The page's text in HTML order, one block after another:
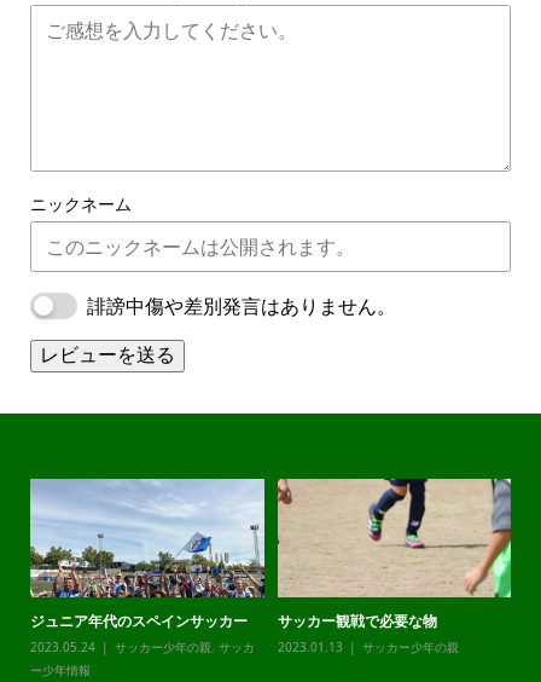
ニックネーム
誹謗中傷や差別発言はありません。
レビューを送る
ジュニア年代のスペインサッカー
2023.05.24 サッカー少年の親, サッカ
ー少年情報
サッカー観戦で必要な物
2023.01.13 サッカー少年の親